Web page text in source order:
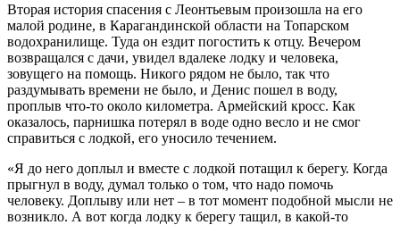
Вторая история спасения с Леонтьевым произошла на его
малой родине, в Карагандинской области на Топарском
водохранилище. Туда он ездит погостить к отцу. Вечером
возвращался с дачи, увидел вдалеке лодку и человека,
зовущего на помощь. Никого рядом не было, так что
раздумывать времени не было, и Денис пошел в воду,
проплыв что-то около километра. Армейский кросс. Как
оказалось, парнишка потерял в воде одно весло и не смог
справиться с лодкой, его уносило течением.
«Я до него доплыл и вместе с лодкой потащил к берегу. Когда
прыгнул в воду, думал только о том, что надо помочь
человеку. Доплыву или нет – в тот момент подобной мысли не
возникло. А вот когда лодку к берегу тащил, в какой-то